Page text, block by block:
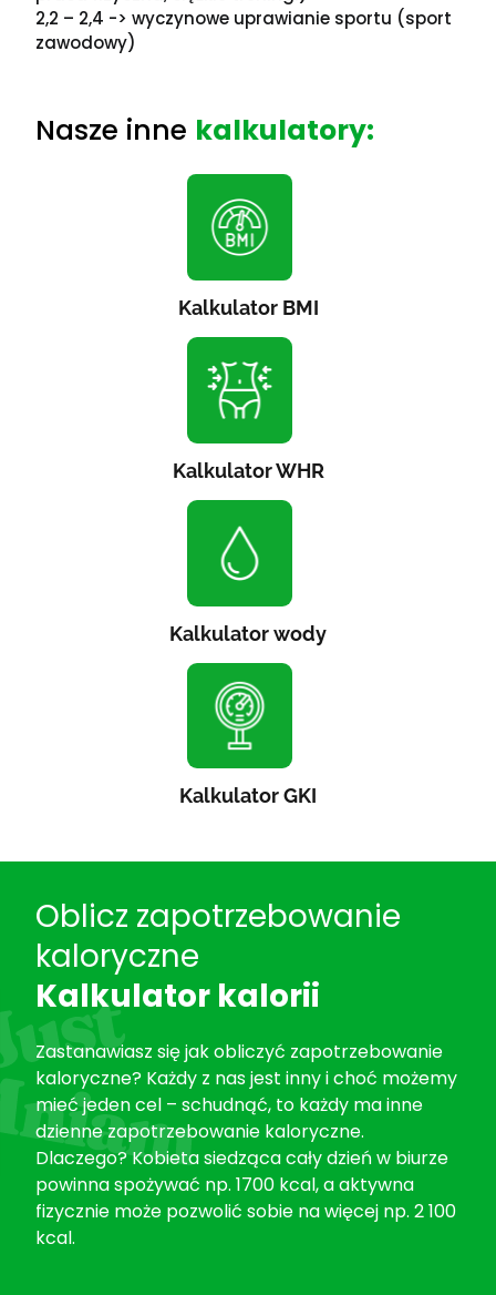
2,2 – 2,4 -> wyczynowe uprawianie sportu (sport
zawodowy)
Nasze inne kalkulatory:
Kalkulator BMI
Kalkulator WHR
Kalkulator wody
Kalkulator GKI
Oblicz zapotrzebowanie
kaloryczne
Kalkulator kalorii
Zastanawiasz się jak obliczyć zapotrzebowanie
kaloryczne? Każdy z nas jest inny i choć możemy
mieć jeden cel – schudnąć, to każdy ma inne
dzienne zapotrzebowanie kaloryczne.
Dlaczego? Kobieta siedząca cały dzień w biurze
powinna spożywać np. 1700 kcal, a aktywna
fizycznie może pozwolić sobie na więcej np. 2 100
kcal.